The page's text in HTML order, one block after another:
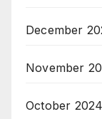
December
November
October 2024